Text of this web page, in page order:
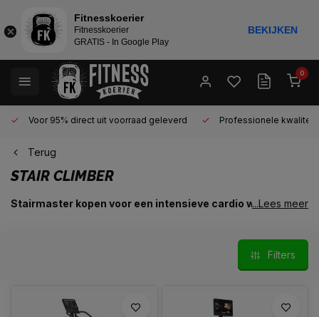
0
Voor 95% direct uit voorraad geleverd Professionele kwaliteit
Terug
STAIR CLIMBER
Stairmaster kopen voor een intensieve cardio workout
Een stairmaster – ook wel stair climber of traploopmachine
genoemd – is een van de meest effectieve cardio apparaten
voor het verbeteren van conditie en het versterken van de
kracht in je onderlichaam. Stairmasters worden veel gebruikt in
...Lees meer
Filters
Fitnesskoerier
Fitnesskoerier
GRATIS - In Google Play
BEKIJKEN